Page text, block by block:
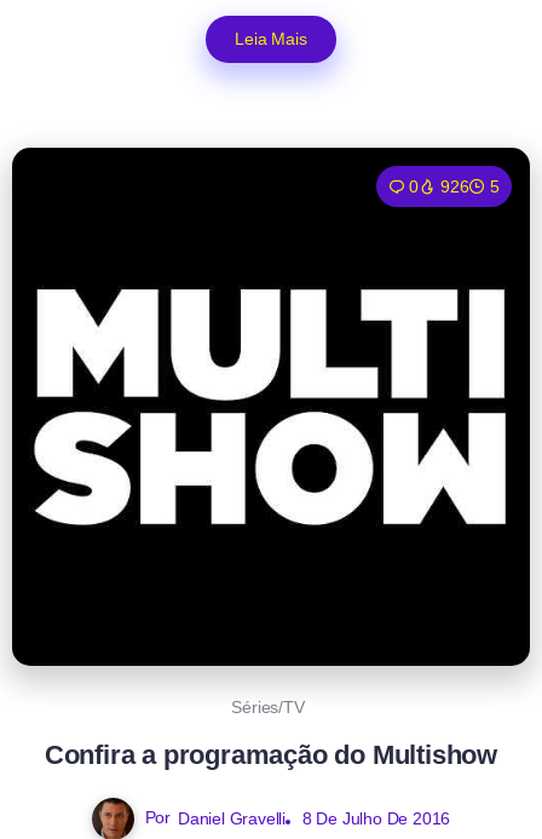
Leia Mais
0 926 5
Séries/TV
Confira a programação do Multishow
Por Daniel Gravelli 8 De Julho De 2016